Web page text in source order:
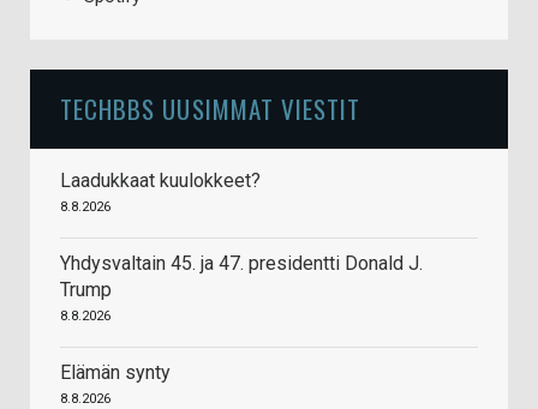
TECHBBS UUSIMMAT VIESTIT
Laadukkaat kuulokkeet?
8.8.2026
Yhdysvaltain 45. ja 47. presidentti Donald J.
Trump
8.8.2026
Elämän synty
8.8.2026